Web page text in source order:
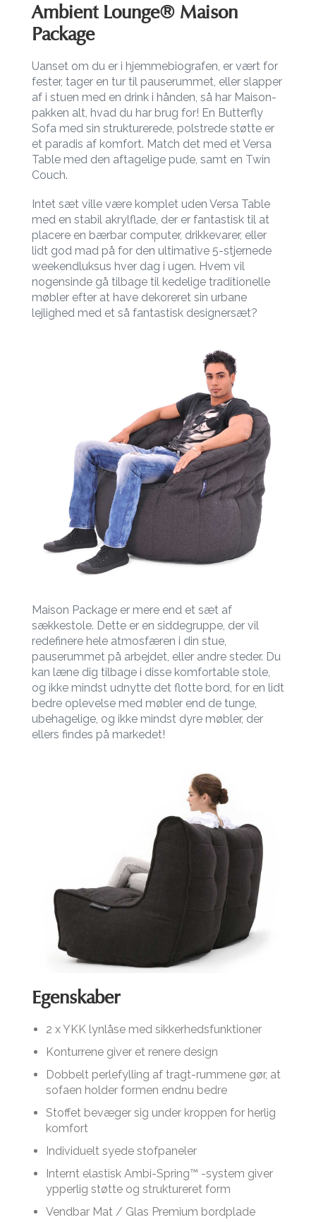
Ambient Lounge® Maison
Package
Uanset om du er i hjemmebiografen, er vært for
fester, tager en tur til pauserummet, eller slapper
af i stuen med en drink i hånden, så har Maison-
pakken alt, hvad du har brug for! En Butterfly
Sofa med sin strukturerede, polstrede støtte er
et paradis af komfort. Match det med et Versa
Table med den aftagelige pude, samt en Twin
Couch.
Intet sæt ville være komplet uden Versa Table
med en stabil akrylflade, der er fantastisk til at
placere en bærbar computer, drikkevarer, eller
lidt god mad på for den ultimative 5-stjernede
weekendluksus hver dag i ugen. Hvem vil
nogensinde gå tilbage til kedelige traditionelle
møbler efter at have dekoreret sin urbane
lejlighed med et så fantastisk designersæt?
Maison Package er mere end et sæt af
sækkestole. Dette er en siddegruppe, der vil
redefinere hele atmosfæren i din stue,
pauserummet på arbejdet, eller andre steder. Du
kan læne dig tilbage i disse komfortable stole,
og ikke mindst udnytte det flotte bord, for en lidt
bedre oplevelse med møbler end de tunge,
ubehagelige, og ikke mindst dyre møbler, der
ellers findes på markedet!
Egenskaber
2 x YKK lynlåse med sikkerhedsfunktioner
Konturrene giver et renere design
Dobbelt perlefylling af tragt-rummene gør, at
sofaen holder formen endnu bedre
Stoffet bevæger sig under kroppen for herlig
komfort
Individuelt syede stofpaneler
Internt elastisk Ambi-Spring™ -system giver
ypperlig støtte og struktureret form
Vendbar Mat / Glas Premium bordplade